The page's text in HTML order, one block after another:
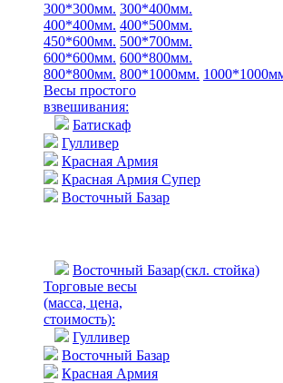
300*300мм. 300*400мм.
400*400мм. 400*500мм.
450*600мм. 500*700мм.
600*600мм. 600*800мм.
800*800мм. 800*1000мм.
Весы простого
взвешивания:
Батискаф
Гулливер
Красная Армия
Красная Армия Супер
Восточный Базар
Восточный Базар(скл. стойка)
Торговые весы
(масса, цена,
стоимость):
Гулливер
Восточный Базар
Красная Армия